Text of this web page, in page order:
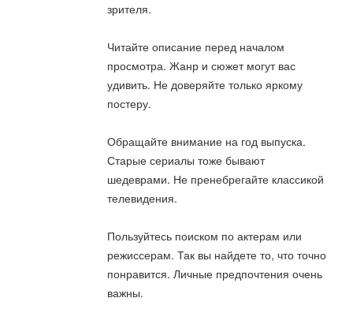
зрителя.
Читайте описание перед началом
просмотра. Жанр и сюжет могут вас
удивить. Не доверяйте только яркому
постеру.
Обращайте внимание на год выпуска.
Старые сериалы тоже бывают
шедеврами. Не пренебрегайте классикой
телевидения.
Пользуйтесь поиском по актерам или
режиссерам. Так вы найдете то, что точно
понравится. Личные предпочтения очень
важны.